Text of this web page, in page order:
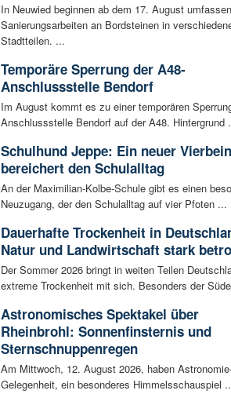
In Neuwied beginnen ab dem 17. August
Sanierungsarbeiten an Bordsteinen in
Stadtteilen. ...
Temporäre Sperrung der A48-
Anschlussstelle Bendorf
Im August kommt es zu einer temporären
Anschlussstelle Bendorf auf der A48. Hintergrund
Schulhund Jeppe: Ein neuer
bereichert den Schulalltag
An der Maximilian-Kolbe-Schule gibt es einen
Neuzugang, der den Schulalltag auf vier Pfoten ...
Dauerhafte Trockenheit in
Natur und Landwirtschaft stark
Der Sommer 2026 bringt in weiten Teilen
extreme Trockenheit mit sich. Besonders der
Astronomisches Spektakel über
Rheinbrohl: Sonnenfinsternis und
Sternschnuppenregen
Am Mittwoch, 12. August 2026, haben
Gelegenheit, ein besonderes Himmelsschauspiel